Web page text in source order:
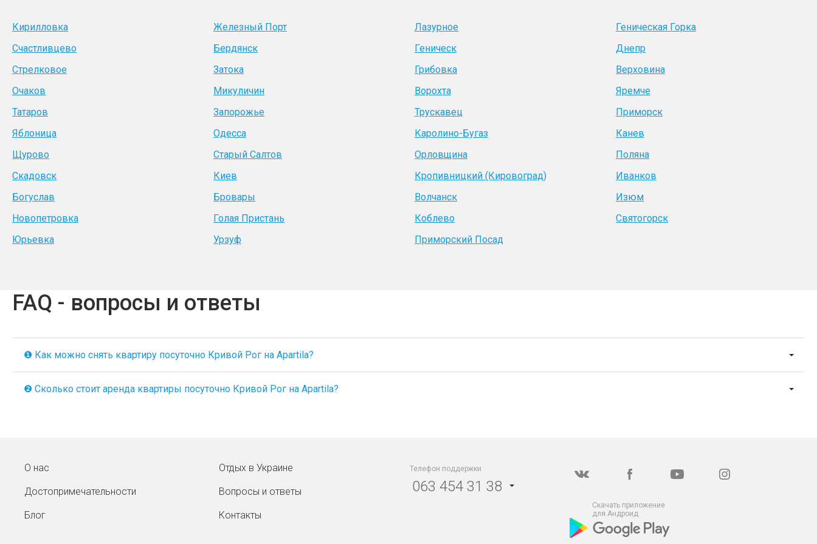
Кирилловка Железный Порт Лазурное
Геническая Горка
Счастливцево
Бердянск Геническ
Днепр
Стрелковое
Затока Грибовка
Верховина
Очаков
Микуличин Ворохта
Яремче
Татаров
Запорожье Трускавец
Приморск
Яблоница
Одесса Каролино-Бугаз
Канев
Щурово
Старый Салтов Орловщина
Поляна
Скадовск
Киев Кропивницкий (Кировоград)
Иванков
Богуслав
Бровары Волчанск
Изюм
Новопетровка
Голая Пристань Коблево
Святогорск
Юрьевка
Урзуф Приморский Посад
FAQ - вопросы и ответы
❶ Как можно снять квартиру посуточно Кривой Рог на Apartila?
❷ Сколько стоит аренда квартиры посуточно Кривой Рог на Apartila?
О нас
Достопримечательности
Блог
Отдых в Украине
Вопросы и ответы
Контакты
Телефон поддержки
063 454 31 38
Скачать приложение
для Андроид